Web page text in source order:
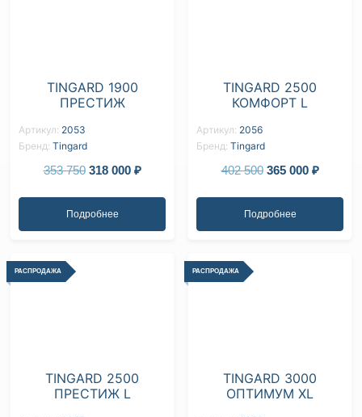
TINGARD 1900
ПРЕСТИЖ
Артикул: 2053
Бренд: Tingard
353 750 318 000₽
Подробнее
TINGARD 2500
КОМФОРТ L
Артикул: 2056
Бренд: Tingard
402 500 365 000₽
Подробнее
TINGARD 2500
ПРЕСТИЖ L
РАСПРОДАЖА
TINGARD 3000
ОПТИМУМ XL
РАСПРОДАЖА